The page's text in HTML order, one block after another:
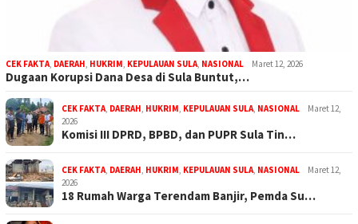
CEK FAKTA, DAERAH, HUKRIM, KEPULAUAN SULA, NASIONAL Maret 12, 2026
Dugaan Korupsi Dana Desa di Sula Buntut,…
CEK FAKTA, DAERAH, HUKRIM, KEPULAUAN SULA, NASIONAL
Maret 12,
2026
Komisi III DPRD, BPBD, dan PUPR Sula Tin…
CEK FAKTA, DAERAH, HUKRIM, KEPULAUAN SULA, NASIONAL
Maret 12,
2026
18 Rumah Warga Terendam Banjir, Pemda Su…